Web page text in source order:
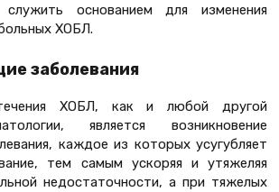
основанием для изменения
ХОБЛ.
заболевания
ХОБЛ, как и любой другой
является возникновение
каждое из которых усугубляет
тем самым ускоряя и утяжеляя
недостаточности, а при тяжелых